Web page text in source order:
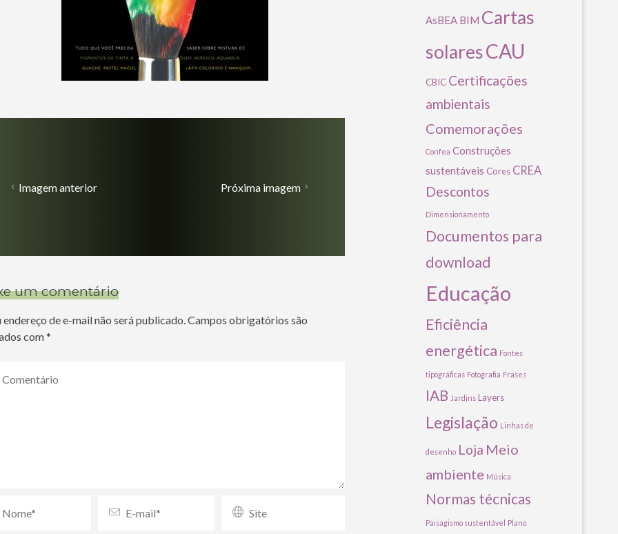
Imagem anterior Próxima imagem
um comentário
endereço de e-mail não será publicado. Campos obrigatórios são
com*
AsBEA BIM Cartas
solaresCAU
CBIC Certificações
ambientais
Comemorações
Confea Construções
sustentáveis Cores CREA
Descontos
Dimensionamento
Documentos para
download
Educação
Eficiência
energética Fontes
tipográficas Fotografia Frases
IAB Jardins Layers
Legislação Linhas de
desenho Loja Meio
ambiente Música
Normas técnicas
Paisagismo sustentável Plano